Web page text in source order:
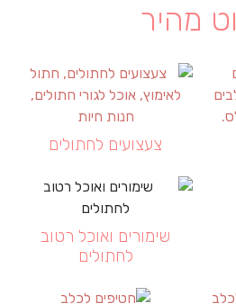
מהיר
צעצועים לחתולים
שימורים ואוכל רטוב
לחתולים